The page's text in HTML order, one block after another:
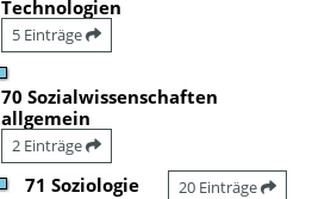
Technologien
5 Einträge
70 Sozialwissenschaften
allgemein
2 Einträge
71 Soziologie 20 Einträge